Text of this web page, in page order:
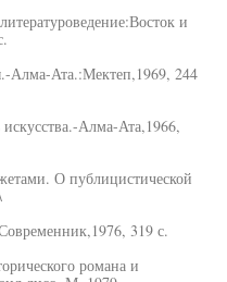
и
Алма-Ата.:Мектеп,1969, 244
Алма-Ата,1966,
О публицистической
319 с.
романа и